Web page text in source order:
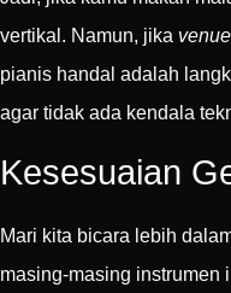
vertikal. Namun, jika venue
pianis handal adalah
agar tidak ada kendala
Kesesuaian
Mari kita bicara lebih
masing-masing instrumen